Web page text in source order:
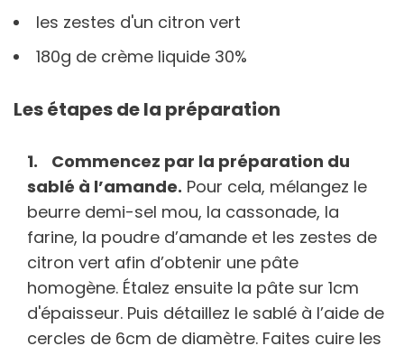
les zestes d'un citron vert
180g de crème liquide 30%
Les étapes de la préparation
Commencez par la préparation du
sablé à l’amande. Pour cela, mélangez le
beurre demi-sel mou, la cassonade, la
farine, la poudre d’amande et les zestes de
citron vert afin d’obtenir une pâte
homogène. Étalez ensuite la pâte sur 1cm
d'épaisseur. Puis détaillez le sablé à l’aide de
cercles de 6cm de diamètre. Faites cuire les